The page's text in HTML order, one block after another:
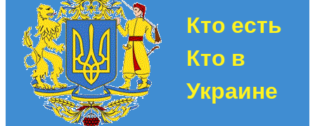
Кто есть
Кто в
Украине